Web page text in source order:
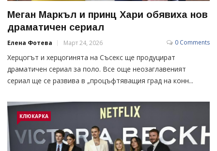
Меган Маркъл и принц Хари обявиха нов
драматичен сериал
Елена Фотева Март 24, 2026 0 Comments
Херцогът и херцогинята на Съсекс ще продуцират
драматичен сериал за поло. Все още неозаглавеният
сериал ще се развива в „процъфтяващия град на конн...
КЛЮКАРКА